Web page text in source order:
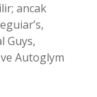
ancak
Guys,
Autoglym